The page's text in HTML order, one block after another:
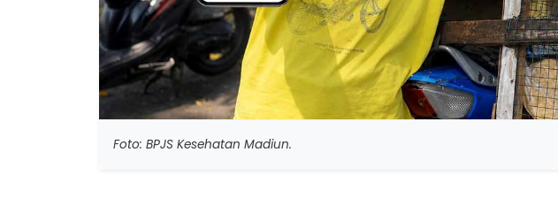
Foto: BPJS Kesehatan Madiun.